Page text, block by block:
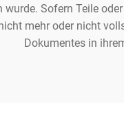
wurde. Sofern Teile
mehr oder nicht
Dokumentes in